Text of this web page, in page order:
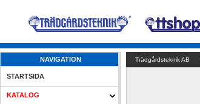
NAVIGATION
STARTSIDA
KATALOG
Trädgårdsteknik AB